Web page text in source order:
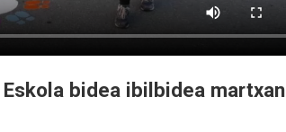
bidea ibilbidea martxan